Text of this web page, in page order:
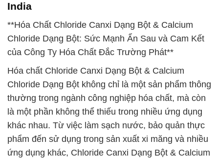
India
**Hóa Chất Chloride Canxi Dạng Bột & Calcium
Chloride Dạng Bột: Sức Mạnh Ẩn Sau và Cam Kết
của Công Ty Hóa Chất Đắc Trường Phát**
Hóa chất Chloride Canxi Dạng Bột & Calcium
Chloride Dạng Bột không chỉ là một sản phẩm thông
thường trong ngành công nghiệp hóa chất, mà còn
là một phần không thể thiếu trong nhiều ứng dụng
khác nhau. Từ việc làm sạch nước, bảo quản thực
phẩm đến sử dụng trong sản xuất xi măng và nhiều
ứng dụng khác, Chloride Canxi Dạng Bột & Calcium